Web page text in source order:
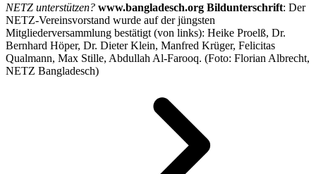
NETZ unterstützen? www.bangladesch.org Bildunterschrift: Der
NETZ-Vereinsvorstand wurde auf der jüngsten
Mitgliederversammlung bestätigt (von links): Heike Proelß, Dr.
Bernhard Höper, Dr. Dieter Klein, Manfred Krüger, Felicitas
Qualmann, Max Stille, Abdullah Al-Farooq. (Foto: Florian Albrecht,
NETZ Bangladesch)